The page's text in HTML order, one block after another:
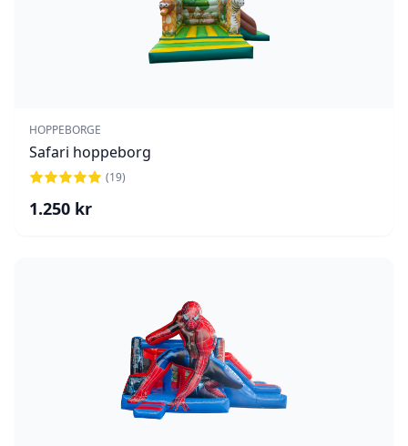
HOPPEBORGE
Safari hoppeborg
(19)
1.250 kr